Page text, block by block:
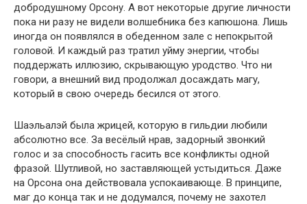
добродушному Орсону. А вот некоторые другие личности
пока ни разу не видели волшебника без капюшона. Лишь
иногда он появлялся в обеденном зале с непокрытой
головой. И каждый раз тратил уйму энергии, чтобы
поддержать иллюзию, скрывающую уродство. Что ни
говори, а внешний вид продолжал досаждать магу,
который в свою очередь бесился от этого.
Шаэльалэй была жрицей, которую в гильдии любили
абсолютно все. За весёлый нрав, задорный звонкий
голос и за способность гасить все конфликты одной
фразой. Шутливой, но заставляющей устыдиться. Даже
на Орсона она действовала успокаивающе. В принципе,
маг до конца так и не додумался, почему не захотел